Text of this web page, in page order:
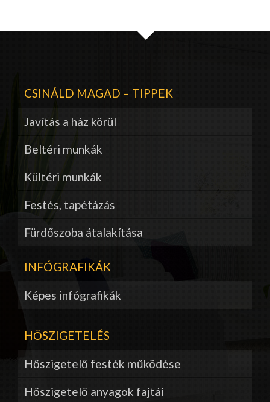
CSINÁLD MAGAD – TIPPEK
Javítás a ház körül
Beltéri munkák
Kültéri munkák
Festés, tapétázás
Fürdőszoba átalakítása
INFÓGRAFIKÁK
Képes infógrafikák
HŐSZIGETELÉS
Hőszigetelő festék működése
Hőszigetelő anyagok fajtái